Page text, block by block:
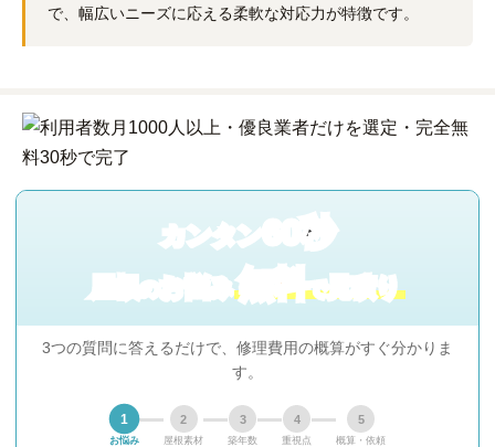
で、幅広いニーズに応える柔軟な対応力が特徴です。
カンタン60秒
屋根 の お悩み無料で見積り
3つの質問に答えるだけで、修理費用の概算がすぐ分かりま
す。
1
お悩み
2
屋根素材
3
築年数
4
重視点
5
概算・依頼